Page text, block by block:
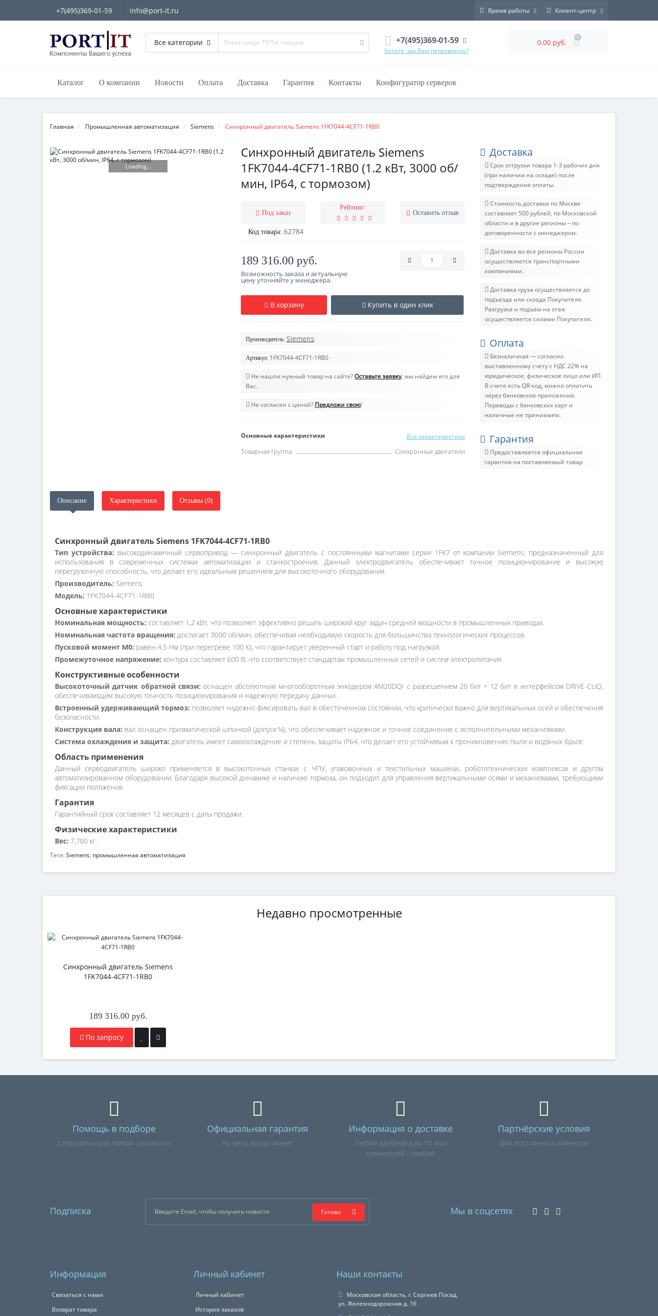
+7(495)369-01-59 info@port-it.ru Время работы Клиент-центр
Все категории +7(495)369-01-59
Хотите, мы Вам перезвоним?
0.00 руб.
0
Каталог О компании Новости Оплата Доставка Гарантия Контакты Конфигуратор серверов
Главная Промышленная автоматизация Siemens Синхронный двигатель Siemens 1FK7044-4CF71-1RB0
Loading...
Синхронный двигатель Siemens
1FK7044-4CF71-1RB0 (1.2 кВт, 3000 об/
мин, IP64, с тормозом)
Под заказ
Рейтинг:
Оставить отзыв
Код товара: 62784
189 316.00 руб.
Возможность заказа и актуальную
цену уточняйте у менеджера.
В корзину Купить в один клик
Производитель: Siemens
Артикул: 1FK7044-4CF71-1RB0
Не нашли нужный товар на сайте?Оставьте заявку, мы найдем его для
Вас.
Не согласен с ценой? Предложи свою!
Основные характеристики Все характеристики
Товарная группа: Синхронные двигатели
Доставка
Срок отгрузки товара 1-3 рабочих дня
(при наличии на складе) после
подтверждения оплаты.
Стоимость доставки по Москве
составляет 500 рублей, по Московской
области и в другие регионы – по
договоренности с менеджером.
Доставка во все регионы России
осуществляется транспортными
компаниями.
Доставка груза осуществляется до
подъезда или склада Покупателя.
Разгрузка и подъём на этаж
осуществляется силами Покупателя.
Оплата
Безналичная — согласно
выставленному счету c НДС 22% на
юридическое, физическое лицо или ИП.
В счете есть QR-код, можно оплатить
через банковское приложение.
Переводы с банковских карт и
наличные не принимаем.
Гарантия
Предоставляется официальная
гарантия на поставляемый товар
Описание Характеристики Отзывы (0)
Синхронный двигатель Siemens 1FK7044-4CF71-1RB0
Тип устройства: высокодинамичный сервопривод — синхронный двигатель с постоянными магнитами серии 1FK7 от компании Siemens, предназначенный для
использования в современных системах автоматизации и станкостроения. Данный электродвигатель обеспечивает точное позиционирование и высокую
перегрузочную способность, что делает его идеальным решением для высокоточного оборудования.
Производитель: Siemens
Модель: 1FK7044-4CF71-1RB0
Основные характеристики
Номинальная мощность: составляет 1,2 кВт, что позволяет эффективно решать широкий круг задач средней мощности в промышленных приводах.
Номинальная частота вращения: достигает 3000 об/мин, обеспечивая необходимую скорость для большинства технологических процессов.
Пусковой момент M0: равен 4,5 Нм (при перегреве 100 К), что гарантирует уверенный старт и работу под нагрузкой.
Промежуточное напряжение: контура составляет 600 В, что соответствует стандартам промышленных сетей и систем электропитания.
Конструктивные особенности
Высокоточный датчик обратной связи: оснащен абсолютным многооборотным энкодером AM20DQI с разрешением 20 бит + 12 бит и интерфейсом DRIVE-CLiQ,
обеспечивающим высокую точность позиционирования и надежную передачу данных.
Встроенный удерживающий тормоз: позволяет надежно фиксировать вал в обесточенном состоянии, что критически важно для вертикальных осей и обеспечения
безопасности.
Конструкция вала: вал оснащен призматической шпонкой (допуск N), что обеспечивает надежное и точное соединение с исполнительными механизмами.
Система охлаждения и защита: двигатель имеет самоохлаждение и степень защиты IP64, что делает его устойчивым к проникновению пыли и водяных брызг.
Область применения
Данный серводвигатель широко применяется в высокоточных станках с ЧПУ, упаковочных и текстильных машинах, робототехнических комплексах и другом
автоматизированном оборудовании. Благодаря высокой динамике и наличию тормоза, он подходит для управления вертикальными осями и механизмами, требующими
фиксации положения.
Гарантия
Гарантийный срок составляет 12 месяцев с даты продажи.
Физические характеристики
Вес: 7,700 кг.
Теги:Siemens, промышленная автоматизация
Недавно просмотренные
Синхронный двигатель Siemens
1FK7044-4CF71-1RB0
189 316.00 руб.
По запросу
Помощь в подборе
Спецификации любой сложности
Официальная гарантия
На весь ассортимент
Информация о доставке
Любой удобной вам ТК или
курьерской службой
Партнёрские условия
Для постоянных клиентов
Подписка Готово Мы в соцсетях
Информация
Связаться с нами
Возврат товара
Личный кабинет
Личный кабинет
История заказов
Наши контакты
Московская область, г. Сергиев Посад,
ул. Железнодорожная д. 16